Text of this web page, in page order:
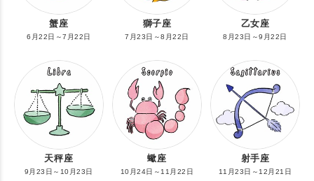
蟹座
6月22日～7月22日
獅子座
7月23日～8月22日
乙女座
8月23日～9月22日
天秤座
9月23日～10月23日
蠍座
10月24日～11月22日
射手座
11月23日～12月21日